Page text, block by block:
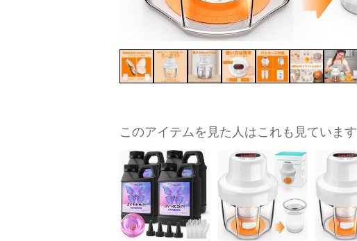
このアイテムを見た人はこれも見ています